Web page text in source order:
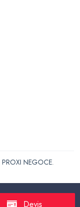
PROXI NEGOCE.
Devis